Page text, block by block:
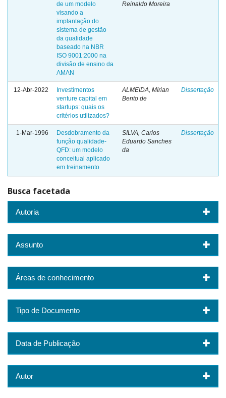
de um modelo
visando a
implantação do
sistema de gestão
da qualidade
baseado na NBR
ISO 9001:2000 na
divisão de ensino da
AMAN
Reinaldo Moreira
12-Abr-2022
Investimentos
venture capital em
startups: quais os
critérios utilizados?
ALMEIDA, Mírian
Bento de
Dissertação
1-Mar-1996
Desdobramento da
função qualidade-
QFD: um modelo
conceitual aplicado
em treinamento
SILVA, Carlos
Eduardo Sanches
da
Dissertação
Busca facetada
Autoria
Assunto
Áreas de conhecimento
Tipo de Documento
Data de Publicação
Autor